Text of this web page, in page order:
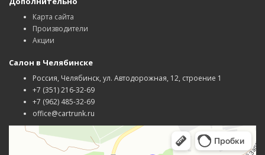
Карта сайта
Производители
Акции
Салон в Челябинске
Россия, Челябинск, ул. Автодорожная, 12, строение 1
+7 (351) 216-32-69
+7 (962) 485-32-69
office@cartrunk.ru